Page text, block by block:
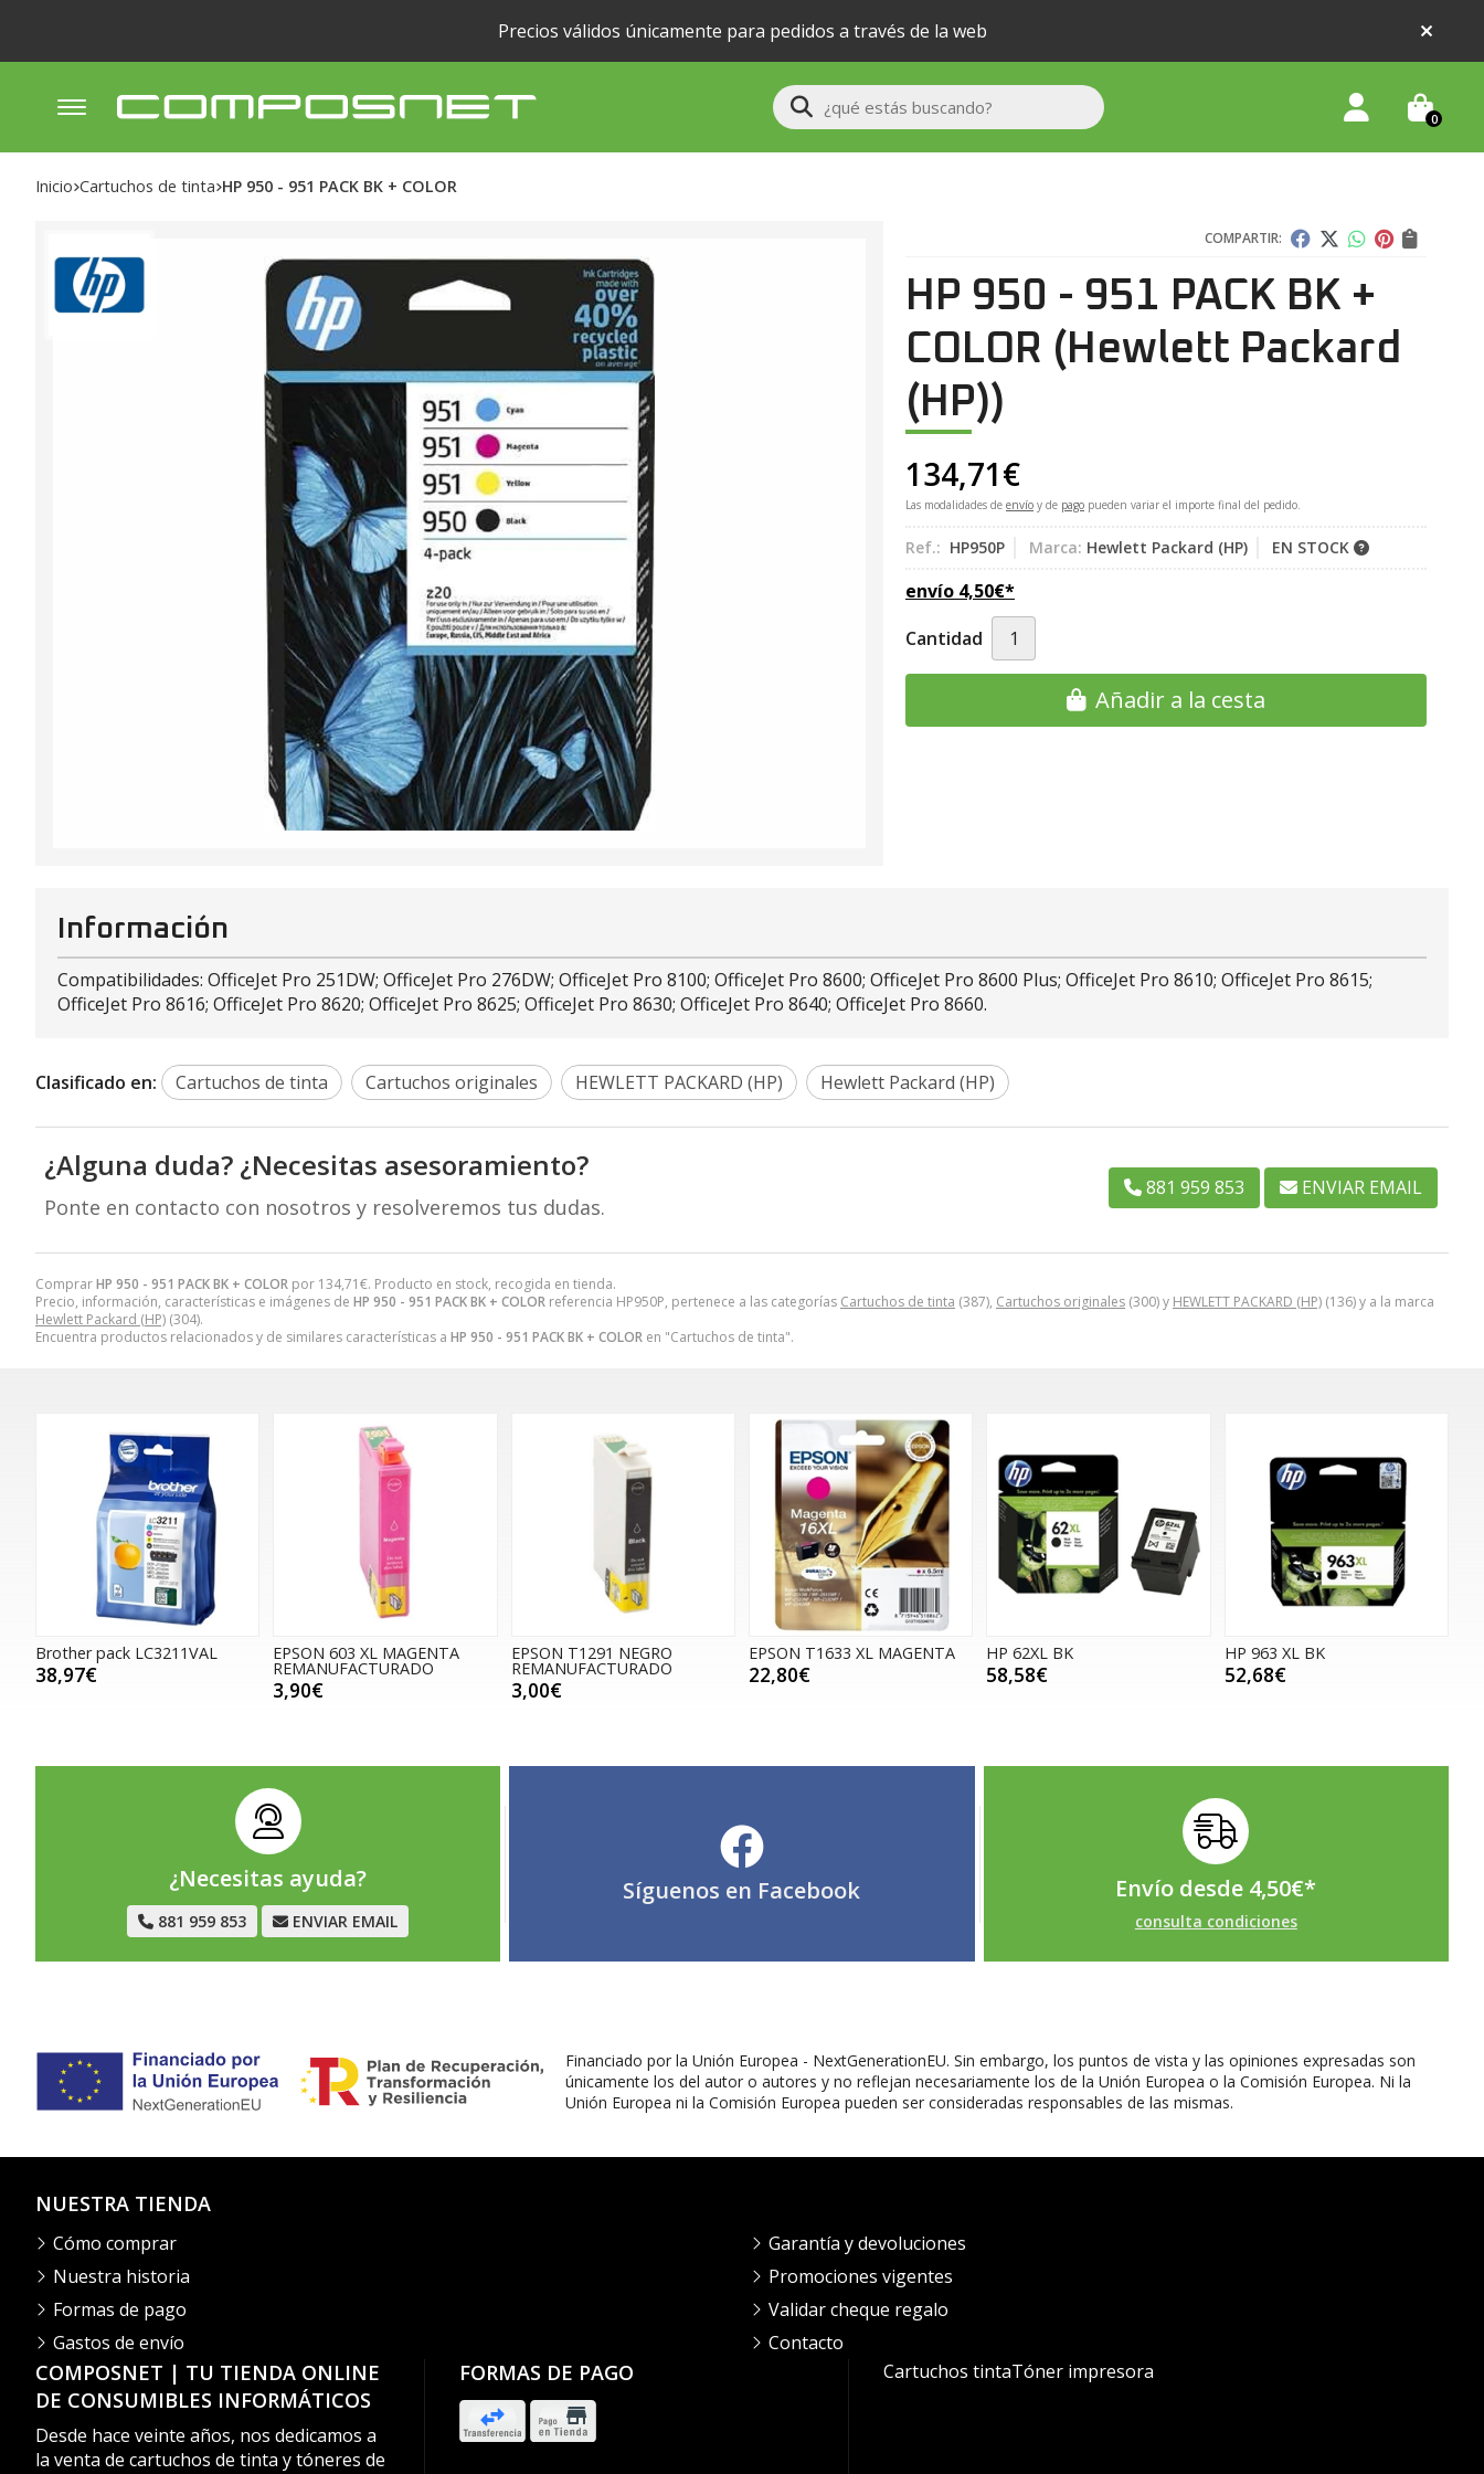
Precios válidos únicamente para pedidos a través de la web
Buscar 0
Inicio cartuchos de tinta HP 950 - 951 PACK BK + COLOR
COMPARTIR:
HP 950 - 951 PACK BK +
COLOR (Hewlett Packard
(HP))
134,71€
Las modalidades de envío y de pago pueden variar el importe final del pedido.
Ref.: HP950P Marca: Hewlett Packard (HP) EN STOCK
envío 4,50€*
Cantidad
Añadir a la cesta
ComprarHP 950 - 951 PACK BK + COLOR por 134,71€. Producto en stock, recogida en tienda.
Precio, información, características e imágenes de HP 950 - 951 PACK BK + COLOR referencia HP950P, pertenece a las categorías Cartuchos de tinta (387), Cartuchos originales (300) y HEWLETT PACKARD (HP) (136) y a la marca
Hewlett Packard (HP) (304).
Encuentra productos relacionados y de similares características a HP 950 - 951 PACK BK + COLOR en "Cartuchos de tinta".
Información
Compatibilidades: OfficeJet Pro 251DW; OfficeJet Pro 276DW; OfficeJet Pro 8100; OfficeJet Pro 8600; OfficeJet Pro 8600 Plus; OfficeJet Pro 8610; OfficeJet Pro 8615;
OfficeJet Pro 8616; OfficeJet Pro 8620; OfficeJet Pro 8625; OfficeJet Pro 8630; OfficeJet Pro 8640; OfficeJet Pro 8660.
Clasificado en: Cartuchos de tinta Cartuchos originales HEWLETT PACKARD (HP) Hewlett Packard (HP)
¿Alguna duda? ¿Necesitas asesoramiento?
Ponte en contacto con nosotros y resolveremos tus dudas.
881 959 853 ENVIAR EMAIL
Brother pack LC3211VAL
38,97€
EPSON 603 XL MAGENTA
REMANUFACTURADO
3,90€
EPSON T1291 NEGRO
REMANUFACTURADO
3,00€
EPSON T1633 XL MAGENTA
22,80€
HP 62XL BK
58,58€
HP 963 XL BK
52,68€
¿Necesitas ayuda?
881 959 853 ENVIAR EMAIL
Síguenos en Facebook Envío desde 4,50€*
consulta condiciones
Financiado por la Unión Europea - NextGenerationEU. Sin embargo, los puntos de vista y las opiniones expresadas son
únicamente los del autor o autores y no reflejan necesariamente los de la Unión Europea o la Comisión Europea. Ni la
Unión Europea ni la Comisión Europea pueden ser consideradas responsables de las mismas.
COMPOSNET | TU TIENDA ONLINE
DE CONSUMIBLES INFORMÁTICOS
Desde hace veinte años, nos dedicamos a
la venta de cartuchos de tinta y tóneres de
FORMAS DE PAGO
NUESTRA TIENDA
Cómo comprar
Nuestra historia
Formas de pago
Gastos de envío
Garantía y devoluciones
Promociones vigentes
Validar cheque regalo
Contacto
Cartuchos tintaTóner impresora